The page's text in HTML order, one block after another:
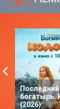
Последний
богатырь.
(2026)